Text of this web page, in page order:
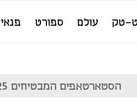
טק עולם ספורט פנאי
הסטארטאפים המבטיחים 25